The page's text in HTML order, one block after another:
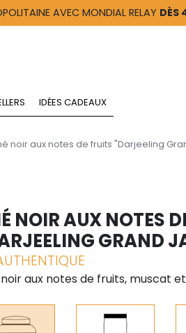
AVEC MONDIAL RELAY DÈS
IDÉES CADEAUX
noir aux notes de fruits "Darjeeling
NOIR AUX NOTES
GRAND
aux notes de fruits, muscat